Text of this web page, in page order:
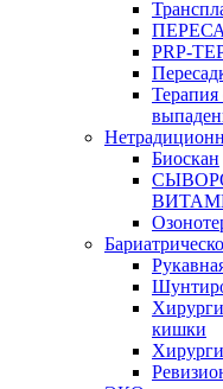
PRP-
Биоскан
кишки